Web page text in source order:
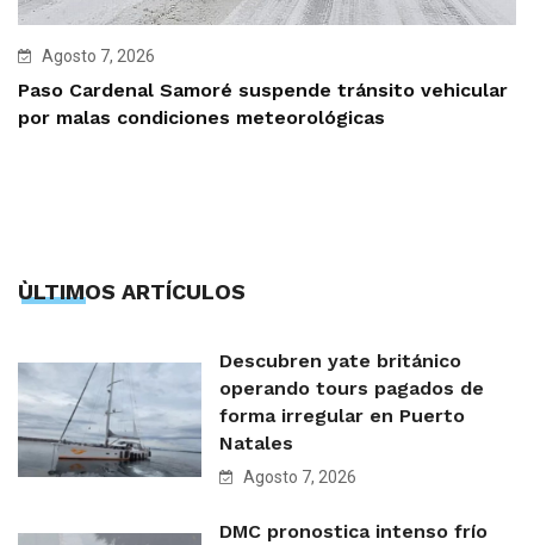
Agosto 7, 2026
Paso Cardenal Samoré suspende tránsito vehicular
por malas condiciones meteorológicas
ÙLTIMOS ARTÍCULOS
Descubren yate británico
operando tours pagados de
forma irregular en Puerto
Natales
Agosto 7, 2026
DMC pronostica intenso frío